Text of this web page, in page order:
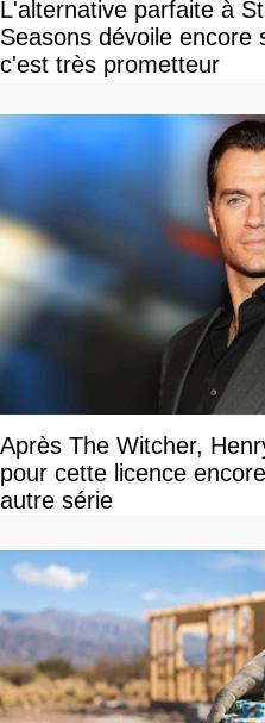
L'alternative parfaite à
Seasons dévoile encore
c'est très prometteur
Après The Witcher,
pour cette licence
autre série